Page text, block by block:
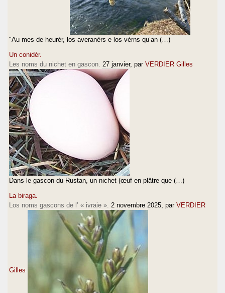
"Au mes de heurèr, los averanèrs e los vèrns qu’an (…)
Un conidèr.
Les noms du nichet en gascon. 27 janvier, par VERDIER Gilles
Dans le gascon du Rustan, un nichet (œuf en plâtre que (…)
La biraga.
Los noms gascons de l’ « ivraie ». 2 novembre 2025 , par VERDIER
Gilles